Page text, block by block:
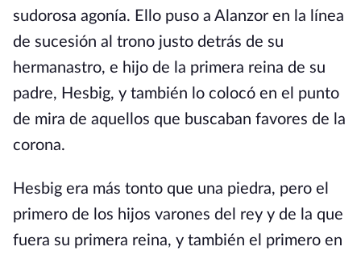
sudorosa agonía. Ello puso a Alanzor en la línea
de sucesión al trono justo detrás de su
hermanastro, e hijo de la primera reina de su
padre, Hesbig, y también lo colocó en el punto
de mira de aquellos que buscaban favores de la
corona.
Hesbig era más tonto que una piedra, pero el
primero de los hijos varones del rey y de la que
fuera su primera reina, y también el primero en